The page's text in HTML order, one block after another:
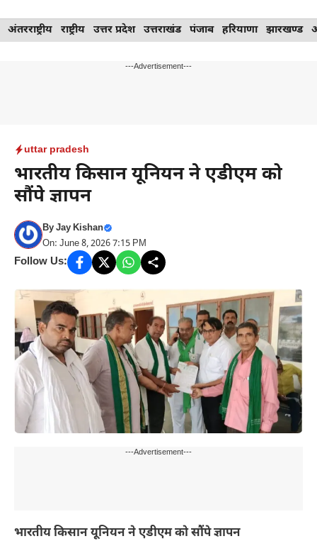
Skip
to
अंतरराष्ट्रीय राष्ट्रीय उत्तर प्रदेश उत्तराखंड पंजाब हरियाणा झारखण्ड
---Advertisement---
uttar pradesh
भारतीय किसान यूनियन ने एडीएम को
सौंपे ज्ञापन
ByJay Kishan
On: June 8, 2026 7:15 PM
Follow Us:
---Advertisement---
भारतीय किसान यूनियन ने एडीएम को सौंपे ज्ञापन